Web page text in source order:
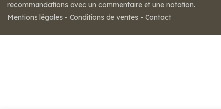
recommandations avec un commentaire et une notation.
Mentions légales - Conditions de ventes - Contact